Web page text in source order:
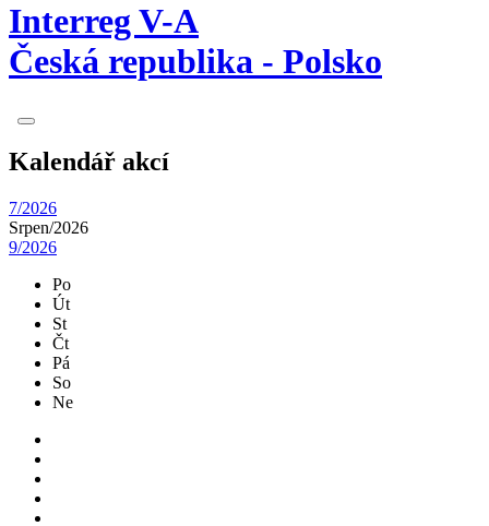
Interreg V-A
Česká republika - Polsko
Kalendář akcí
7/2026
Srpen/2026
9/2026
Po
Út
St
Čt
Pá
So
Ne